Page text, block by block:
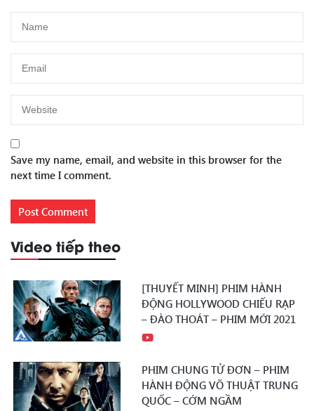
Save my name, email, and website in this browser for the
next time I comment.
Video tiếp theo
[THUYẾT MINH] PHIM HÀNH
ĐỘNG HOLLYWOOD CHIẾU RẠP
– ĐÀO THOÁT – PHIM MỚI 2021
PHIM CHUNG TỬ ĐƠN – PHIM
HÀNH ĐỘNG VÕ THUẬT TRUNG
QUỐC – CỚM NGẦM